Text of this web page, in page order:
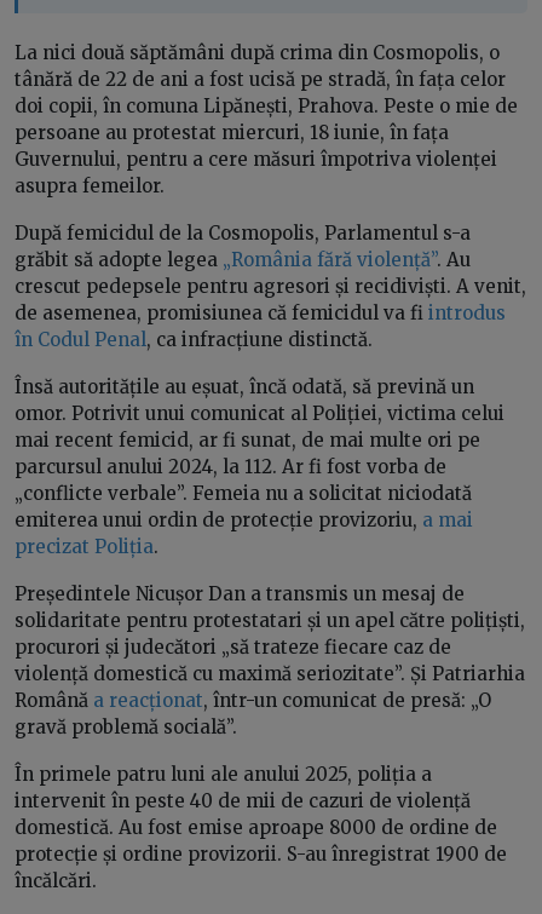
La nici două săptămâni după crima din Cosmopolis, o
tânără de 22 de ani a fost ucisă pe stradă, în fața celor
doi copii, în comuna Lipănești, Prahova. Peste o mie de
persoane au protestat miercuri, 18 iunie, în fața
Guvernului, pentru a cere măsuri împotriva violenței
asupra femeilor.
După femicidul de la Cosmopolis, Parlamentul s-a
grăbit să adopte legea „România fără violență”. Au
crescut pedepsele pentru agresori și recidiviști. A venit,
de asemenea, promisiunea că femicidul va fi introdus
în Codul Penal, ca infracțiune distinctă.
Însă autoritățile au eșuat, încă odată, să prevină un
omor. Potrivit unui comunicat al Poliției, victima celui
mai recent femicid, ar fi sunat, de mai multe ori pe
parcursul anului 2024, la 112. Ar fi fost vorba de
„conflicte verbale”. Femeia nu a solicitat niciodată
emiterea unui ordin de protecție provizoriu, a mai
precizat Poliția.
Președintele Nicușor Dan a transmis un mesaj de
solidaritate pentru protestatari și un apel către polițiști,
procurori și judecători „să trateze fiecare caz de
violență domestică cu maximă seriozitate”. Și Patriarhia
Română a reacționat, într-un comunicat de presă: „O
gravă problemă socială”.
În primele patru luni ale anului 2025, poliția a
intervenit în peste 40 de mii de cazuri de violență
domestică. Au fost emise aproape 8000 de ordine de
protecție și ordine provizorii. S-au înregistrat 1900 de
încălcări.